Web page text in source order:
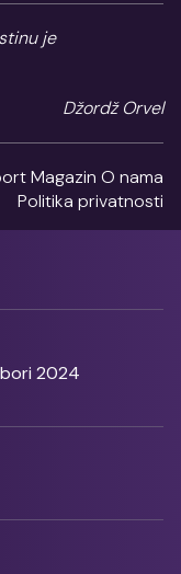
je
Džordž Orvel
Magazin O nama
Politika privatnosti
2024